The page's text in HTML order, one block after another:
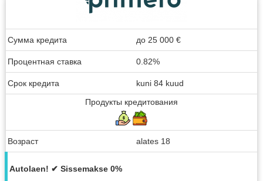
Сумма кредита до 25 000 €
Процентная ставка 0.82%
Срок кредита
kuni 84 kuud
Продукты кредитования
Возраст alates 18
Autolaen! ✔ Sissemakse 0%